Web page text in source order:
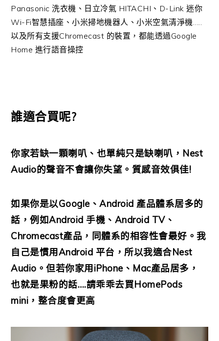
Panasonic 洗衣機、日立冷氣 HITACHI、D-Link 迷你
Wi-Fi智慧插座、小米掃地機器人、小米空氣清淨機…..
以及所有支援Chromecast 的裝置，都能透過Google
Home 進行語音操控
誰適合買呢?
你家若缺一顆喇叭、也單純只是缺喇叭，Nest
Audio的聲音不會讓你失望。質感音效俱佳!
如果你是以Google、Android 產品體系居多的
話，例如Android 手機、Android TV、
Chromecast產品，同體系的相容性會最好。我
自己是慣用Android 平台，所以我適合Nest
Audio。但若你家用iPhone、Mac產品居多，
也就是果粉的話….請乖乖去買HomePods
mini，整合度會更高